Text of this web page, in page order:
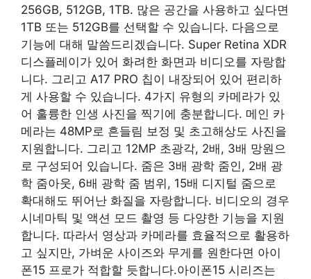
256GB, 512GB, 1TB. 많은 공간을 사용하고 싶다면
1TB 또는 512GB를 선택할 수 있습니다. 다음으로
기능에 대해 말씀드리겠습니다. Super Retina XDR
디스플레이가 있어 화려한 화면과 비디오를 자랑합
니다. 그리고 A17 PRO 칩이 내장되어 있어 편리하
게 사용할 수 있습니다. 4가지 유형의 카메라가 있
어 훌륭한 인생 사진을 찍기에 충분합니다. 메인 카
메라는 48MP로 흔들림 보정 및 초고해상도 사진을
지원합니다. 그리고 12MP 초광각, 2배, 3배 망원으
로 구성되어 있습니다. 줌은 3배 광학 줌인, 2배 광
학 줌아웃, 6배 광학 줌 범위, 15배 디지털 줌으로
확대해도 뛰어난 화질을 자랑합니다. 비디오의 경우
시네마틱 및 액션 모드 촬영 등 다양한 기능을 지원
합니다. 따라서 영상과 카메라를 효율적으로 활용하
고 싶지만, 가벼운 사이즈와 무게를 원한다면 아이
폰15 프로가 적합할 듯합니다.아이폰15 시리즈는